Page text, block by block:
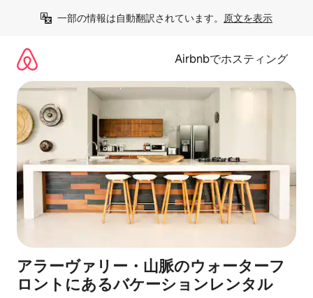
一部の情報は自動翻訳されています。 原文を表示
Airbnbでホスティング
アラーヴァリー・山脈のウォーターフ
ロントにあるバケーションレンタル